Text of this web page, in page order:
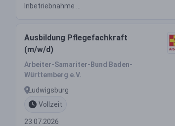
Inbetriebnahme ...
Ausbildung Pflegefachkraft
(m/w/d)
Arbeiter-Samariter-Bund Baden-
Württemberg e.V.
Ludwigsburg
Vollzeit
23.07.2026